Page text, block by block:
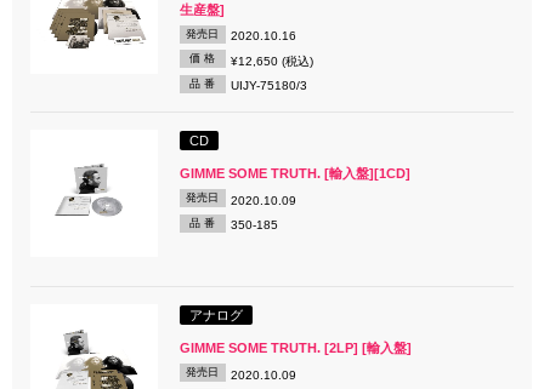
生産盤]
発売日 2020.10.16
価 格 ¥12,650 (税込)
品 番 UIJY-75180/3
CD
GIMME SOME TRUTH. [輸入盤][1CD]
発売日 2020.10.09
品 番 350-185
アナログ
GIMME SOME TRUTH. [2LP] [輸入盤]
発売日 2020.10.09